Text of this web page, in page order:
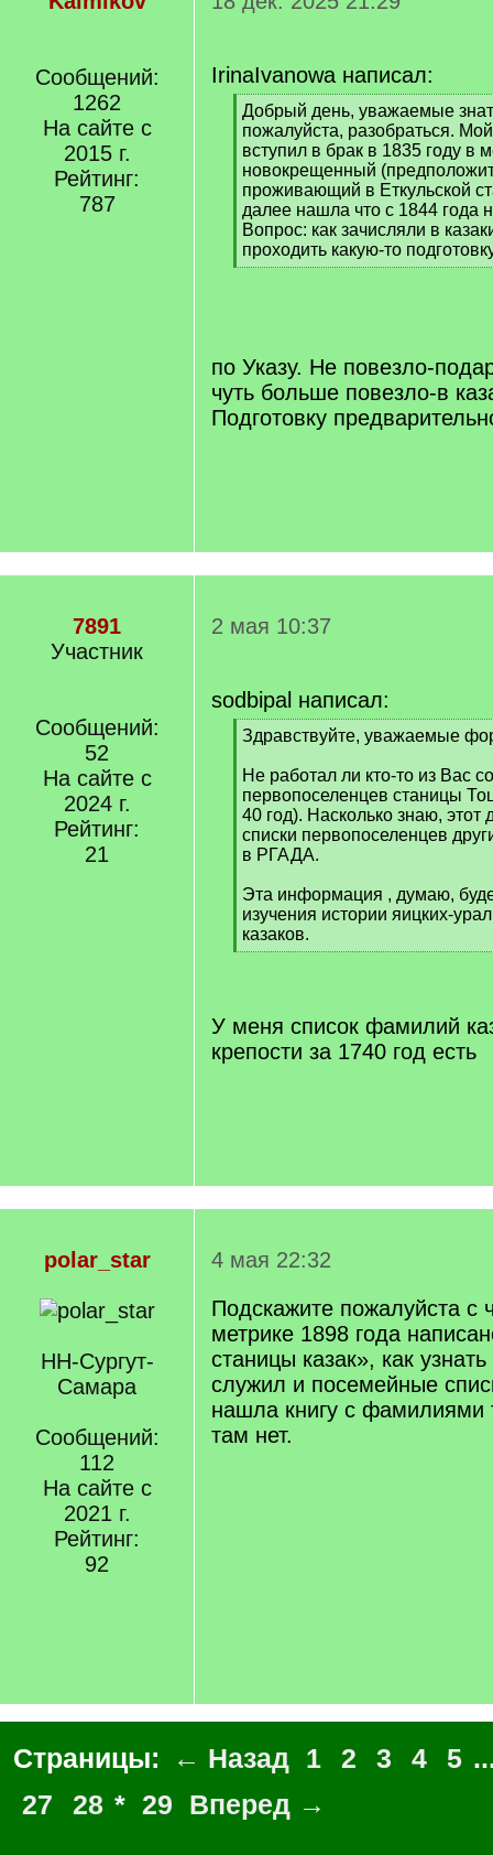
Сообщений:
1262
На сайте с
2015 г.
Рейтинг:
787
IrinaIvanowa написал:
[
q
]
Добрый день, уважаемые
пожалуйста, разобраться.
вступил в брак в 1835 году в
новокрещенный
проживающий в Еткульской
далее нашла что с 1844 года
Вопрос: как зачисляли в
проходить какую-то
[
по Указу. Не повезло-
чуть больше повезло-в
Подготовку
7891
Участник
Сообщений:
52
На сайте с
2024 г.
Рейтинг:
21
2 мая 10:37
sodbipal написал:
[
]
Здравствуйте, уважаемые
Не работал ли кто-то из Вас
первопоселенцев станицы
40 год). Насколько знаю, этот
списки первопоселенцев
в РГАДА.
Эта информация , думаю,
изучения истории яицких-
казаков.
[
У меня список фамилий
крепости за 1740 год есть
polar_star
НН-Сургут-
Самара
Сообщений:
112
На сайте с
2021 г.
Рейтинг:
92
4 мая 22:32
Подскажите пожалуйста с
метрике 1898 года
станицы казак», как
служил и посемейные
нашла книгу с фамилиями
там нет.
Страницы: ← Назад 1 2 3 4 5
27
28 * 29 Вперед →